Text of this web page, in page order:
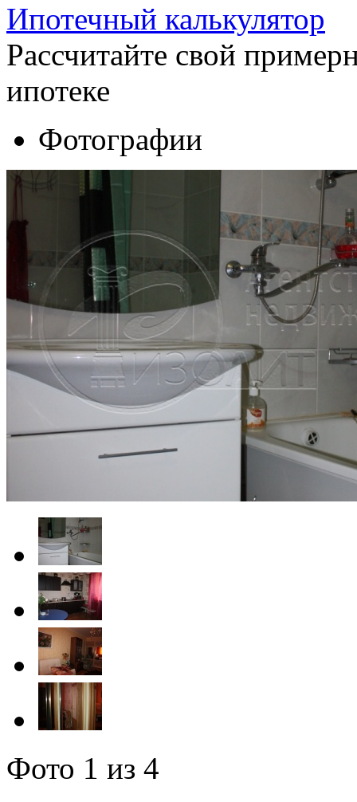
Ипотечный калькулятор
Рассчитайте свой
ипотеке
Фотографии
Фото 1 из 4